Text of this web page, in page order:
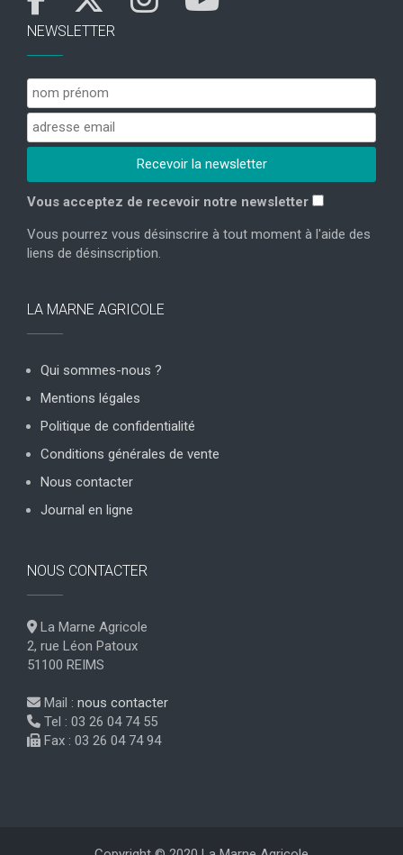
NEWSLETTER
Vous acceptez de recevoir notre newsletter
Vous pourrez vous désinscrire à tout moment à l'aide des
liens de désinscription.
LA MARNE AGRICOLE
Qui sommes-nous ?
Mentions légales
Politique de confidentialité
Conditions générales de vente
Nous contacter
Journal en ligne
NOUS CONTACTER
La Marne Agricole
2, rue Léon Patoux
51100 REIMS
Mail : nous contacter
Tel : 03 26 04 74 55
Fax : 03 26 04 74 94